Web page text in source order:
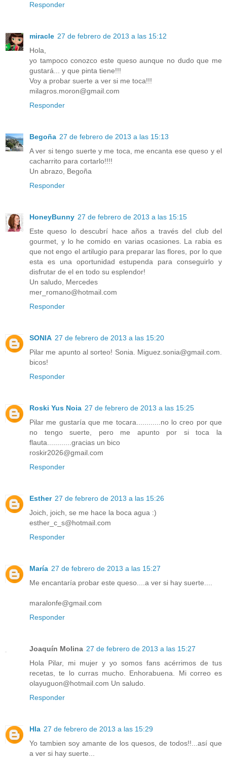
Responder
miracle 27 de febrero de 2013 a las 15:12
Hola,
yo tampoco conozco este queso aunque no dudo que me
gustará... y que pinta tiene!!!
Voy a probar suerte a ver si me toca!!!
milagros.moron@gmail.com
Responder
Begoña 27 de febrero de 2013 a las 15:13
A ver si tengo suerte y me toca, me encanta ese queso y el
cacharrito para cortarlo!!!!
Un abrazo, Begoña
Responder
HoneyBunny 27 de febrero de 2013 a las 15:15
Este queso lo descubrí hace años a través del club del
gourmet, y lo he comido en varias ocasiones. La rabia es
que not engo el artilugio para preparar las flores, por lo que
esta es una oportunidad estupenda para conseguirlo y
disfrutar de el en todo su esplendor!
Un saludo, Mercedes
mer_romano@hotmail.com
Responder
SONIA 27 de febrero de 2013 a las 15:20
Pilar me apunto al sorteo! Sonia. Miguez.sonia@gmail.com.
bicos!
Responder
Roski Yus Noia 27 de febrero de 2013 a las 15:25
Pilar me gustaría que me tocara............no lo creo por que
no tengo suerte, pero me apunto por si toca la
flauta............gracias un bico
roskir2026@gmail.com
Responder
Esther 27 de febrero de 2013 a las 15:26
Joich, joich, se me hace la boca agua :)
esther_c_s@hotmail.com
Responder
María 27 de febrero de 2013 a las 15:27
Me encantaría probar este queso....a ver si hay suerte....
maralonfe@gmail.com
Responder
Joaquín Molina 27 de febrero de 2013 a las 15:27
Hola Pilar, mi mujer y yo somos fans acérrimos de tus
recetas, te lo curras mucho. Enhorabuena. Mi correo es
olayuguon@hotmail.com Un saludo.
Responder
Hla 27 de febrero de 2013 a las 15:29
Yo tambien soy amante de los quesos, de todos!!...así que
a ver si hay suerte...